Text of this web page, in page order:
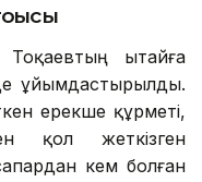
Қытайға
ұйымдастырылды.
ерекше құрметі,
қол жеткізген